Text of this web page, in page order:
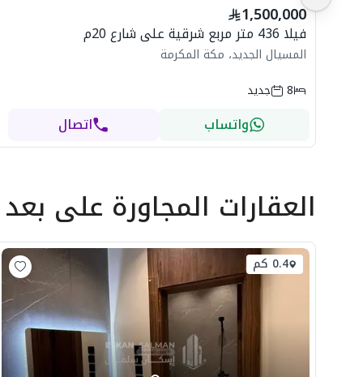
1,500,000
فيلا 436 متر مربع شرقية على شارع 20م
المسيال الجديد، مكة المكرمة
8
جديد
واتساب اتصال
العقارات المجاورة على بعد
0.4 كم